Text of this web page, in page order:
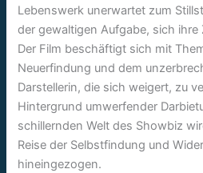
Lebenswerk unerwartet zum
der gewaltigen Aufgabe, sich
Der Film beschäftigt sich mit
Neuerfindung und dem
Darstellerin, die sich weigert, zu
Hintergrund umwerfender
schillernden Welt des Showbiz
Reise der Selbstfindung und
hineingezogen.